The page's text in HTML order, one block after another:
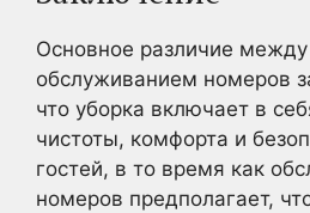
Основное различие между
обслуживанием номеров
что уборка включает в
чистоты, комфорта и
гостей, в то время как
номеров предполагает,